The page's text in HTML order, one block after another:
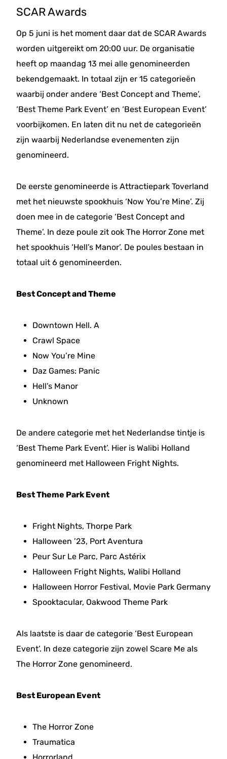
SCAR Awards
Op 5 juni is het moment daar dat de SCAR Awards
worden uitgereikt om 20:00 uur. De organisatie
heeft op maandag 13 mei alle genomineerden
bekendgemaakt. In totaal zijn er 15 categorieën
waarbij onder andere ‘Best Concept and Theme’,
‘Best Theme Park Event’ en ‘Best European Event’
voorbijkomen. En laten dit nu net de categorieën
zijn waarbij Nederlandse evenementen zijn
genomineerd.
De eerste genomineerde is Attractiepark Toverland
met het nieuwste spookhuis ‘Now You’re Mine’. Zij
doen mee in de categorie ‘Best Concept and
Theme’. In deze poule zit ook The Horror Zone met
het spookhuis ‘Hell’s Manor’. De poules bestaan in
totaal uit 6 genomineerden.
Best Concept and Theme
Downtown Hell. A
Crawl Space
Now You’re Mine
Daz Games: Panic
Hell’s Manor
Unknown
De andere categorie met het Nederlandse tintje is
‘Best Theme Park Event’. Hier is Walibi Holland
genomineerd met Halloween Fright Nights.
Best Theme Park Event
Fright Nights, Thorpe Park
Halloween ’23, Port Aventura
Peur Sur Le Parc, Parc Astérix
Halloween Fright Nights, Walibi Holland
Halloween Horror Festival, Movie Park Germany
Spooktacular, Oakwood Theme Park
Als laatste is daar de categorie ‘Best European
Event’. In deze categorie zijn zowel Scare Me als
The Horror Zone genomineerd.
Best European Event
The Horror Zone
Traumatica
Horrorland